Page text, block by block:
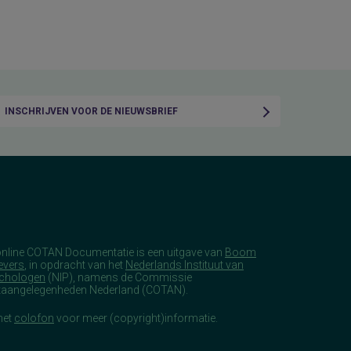
INSCHRIJVEN VOOR DE NIEUWSBRIEF
COTAN Documentatie is een uitgave van Boom
, in opdracht van het Nederlands Instituut van
(NIP), namens de Commissie
Nederland (COTAN).
colofon voor meer (copyright)informatie.